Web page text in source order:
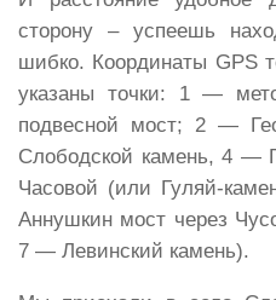
сторону – успеешь
шибко. Координаты GPS
указаны точки: 1 —
подвесной мост; 2 —
Слободской камень, 4 —
Часовой (или Гуляй-
Аннушкин мост через
7 — Левинский камень).